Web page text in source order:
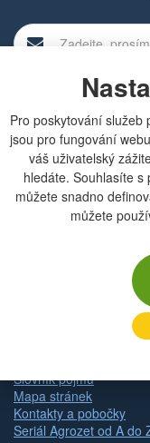
Pro poskytování služeb
jsou pro fungování
váš uživatelský
hledáte. Souhlasíte s
můžete snadno
můžete
Rychlá navigace
Obchodní podmínky
Zásady ochrany
Odstoupení od kupní
Slovník pojmů
Mapa stránek
Kontakty a pobočky
Seriál Agrozet od A do